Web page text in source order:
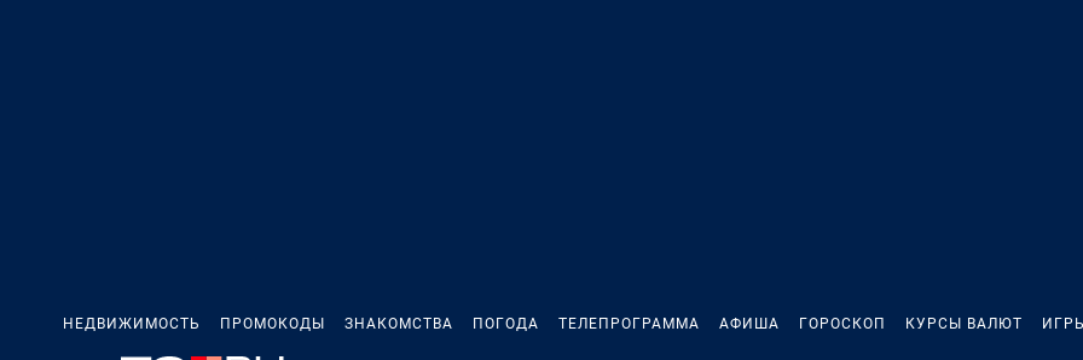
НЕДВИЖИМОСТЬ ПРОМОКОДЫ ЗНАКОМСТВА ПОГОДА ТЕЛЕПРОГРАММА АФИША ГОРОСКОП КУРСЫ ВАЛЮТ